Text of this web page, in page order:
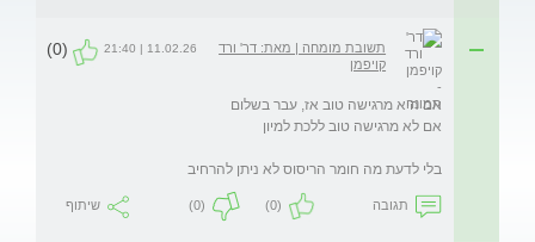
תשובת מומחה | מאת: דר' ורד
קויפמן
11.02.26 | 21:40
(0)
בלי לדעת מה חומר הריסוס לא ניתן להרחיב
תגובה (0)
(0) שיתוף